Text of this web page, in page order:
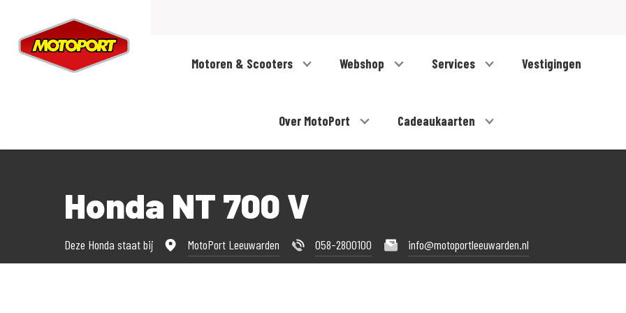
Motoren & Scooters Webshop Services Vestigingen
Over MotoPort Cadeaukaarten
Honda NT 700 V
Deze Honda staat bij MotoPort Leeuwarden 058-2800100 info@motoportleeuwarden.nl